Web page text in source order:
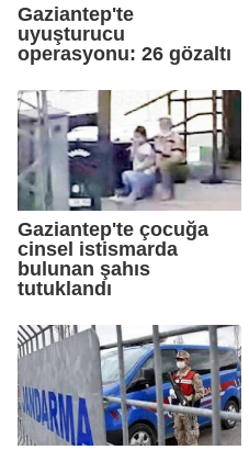
Gaziantep'te
uyuşturucu
operasyonu: 26 gözaltı
Gaziantep'te çocuğa
cinsel istismarda
bulunan şahıs
tutuklandı